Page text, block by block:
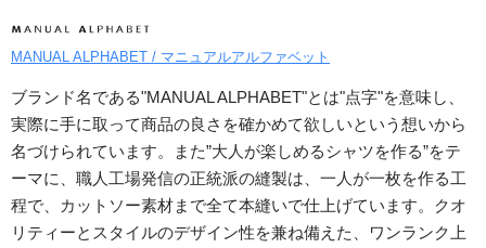
MANUAL ALPHABET / マニュアルアルファベット
ブランド名である"MANUAL ALPHABET"とは"点字"を意味し、
実際に手に取って商品の良さを確かめて欲しいという想いから
名づけられています。また”大人が楽しめるシャツを作る”をテ
ーマに、職人工場発信の正統派の縫製は、一人が一枚を作る工
程で、カットソー素材まで全て本縫いで仕上げています。クオ
リティーとスタイルのデザイン性を兼ね備えた、ワンランク上